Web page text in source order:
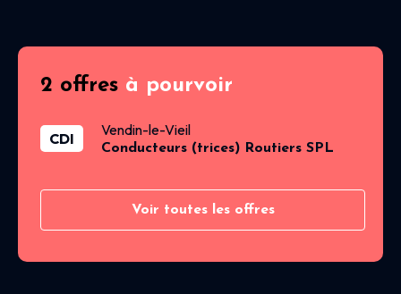
2 offres à pourvoir
CDI Vendin-le-Vieil
Conducteurs (trices) Routiers SPL
Voir toutes les offres